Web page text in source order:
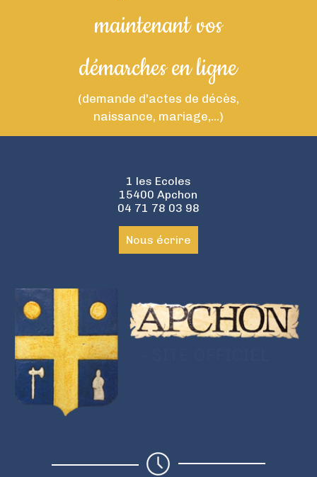
maintenant vos
démarches en ligne
(demande d'actes de décès,
naissance, mariage,...)
1 les Ecoles
15400 Apchon
04 71 78 03 98
Nous écrire